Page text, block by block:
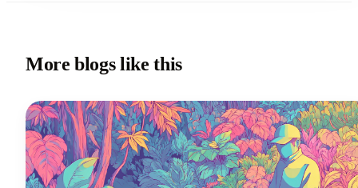
More blogs like this